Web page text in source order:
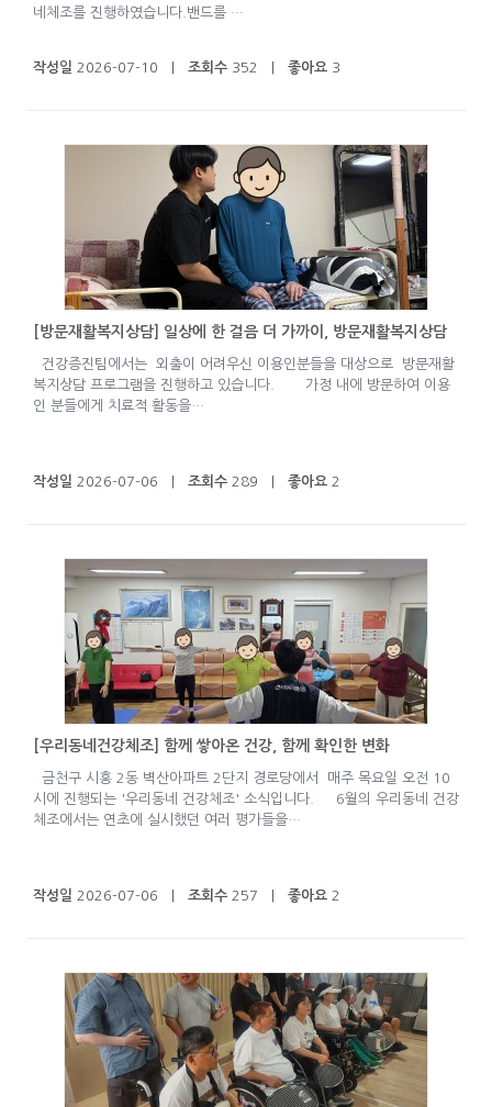
네체조를 진행하였습니다.밴드를 …
작성일 2026-07-10 | 조회수352 | 좋아요3
[방문재활복지상담] 일상에 한 걸음 더 가까이, 방문재활복지상담
건강증진팀에서는 외출이 어려우신 이용인분들을 대상으로 방문재활
복지상담 프로그램을 진행하고 있습니다. 가정 내에 방문하여 이용
인 분들에게 치료적 활동을…
작성일 2026-07-06 | 조회수289 | 좋아요2
[우리동네건강체조] 함께 쌓아온 건강, 함께 확인한 변화
금천구 시흥 2동 벽산아파트 2단지 경로당에서 매주 목요일 오전 10
시에 진행되는 '우리동네 건강체조' 소식입니다. 6월의 우리동네 건강
체조에서는 연초에 실시했던 여러 평가들을…
작성일 2026-07-06 | 조회수257 | 좋아요2